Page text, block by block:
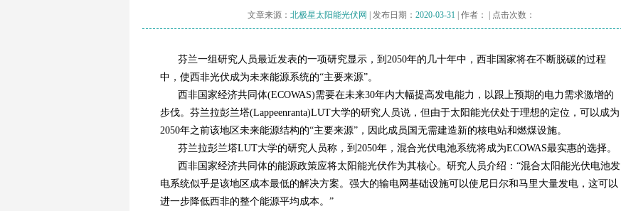
文章来源： 北极星太阳能光伏网 | 发布日期： 2020-03-31 | 作者： | 点击次数：
芬兰一组研究人员最近发表的一项研究显示，到2050年的几十年中，西非国家将在不断脱碳的过程
中，使西非光伏成为未来能源系统的“主要来源”。
西非国家经济共同体(ECOWAS)需要在未来30年内大幅提高发电能力，以跟上预期的电力需求激增的
步伐。芬兰拉彭兰塔(Lappeenranta)LUT大学的研究人员说，但由于太阳能光伏处于理想的定位，可以成为
2050年之前该地区未来能源结构的“主要来源”，因此成员国无需建造新的核电站和燃煤设施。
芬兰拉彭兰塔LUT大学的研究人员称，到2050年，混合光伏电池系统将成为ECOWAS最实惠的选择。
西非国家经济共同体的能源政策应将太阳能光伏作为其核心。研究人员介绍：“混合太阳能光伏电池发
电系统似乎是该地区成本最低的解决方案。强大的输电网基础设施可以使尼日尔和马里大量发电，这可以
进一步降低西非的整个能源平均成本。”